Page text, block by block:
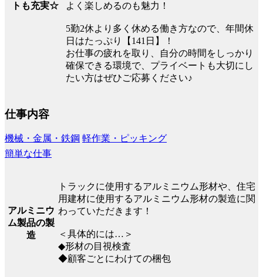
トも充実☆
よく楽しめるのも魅力！
5勤2休より多く休める働き方なので、年間休
日はたっぷり【141日】！
お仕事の疲れを取り、自分の時間をしっかり
確保できる環境で、プライベートも大切にし
たい方はぜひご応募ください♪
仕事内容
機械・金属・鉄鋼 軽作業・ピッキング
簡単な仕事
アルミニウ
ム製品の製
造
トラックに使用するアルミニウム形材や、住宅
用建材に使用するアルミニウム形材の製造に関
わっていただきます！
＜具体的には…＞
◆形材の目視検査
◆顧客ごとにわけての梱包